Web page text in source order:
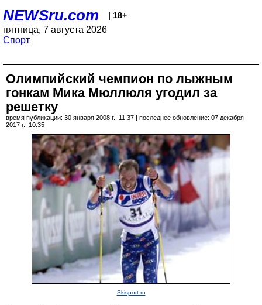
NEWSru.com | 18+
пятница, 7 августа 2026
Спорт
Олимпийский чемпион по лыжным
гонкам Мика Мюллюля угодил за
решетку
время публикации: 30 января 2008 г., 11:37 | последнее обновление: 07 декабря
2017 г., 10:35
Skisport.ru